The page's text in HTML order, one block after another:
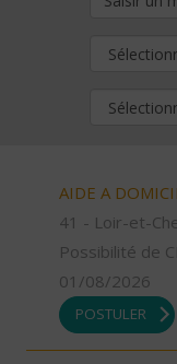
AIDE A
41 - Loir-et-
Possibilité de
01/08/2026
POSTULER